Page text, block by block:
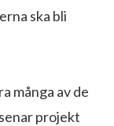
ska bli
många av de
projekt